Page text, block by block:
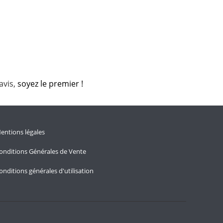
soyez le premier !
légales
Générales de Vente
générales d'utilisation